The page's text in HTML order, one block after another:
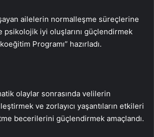
ailelerin normalleşme süreçlerine
psikolojik iyi oluşlarını güçlendirmek
Programı” hazırladı.
olaylar sonrasında velilerin
ve zorlayıcı yaşantıların etkileri
becerilerini güçlendirmek amaçlandı.